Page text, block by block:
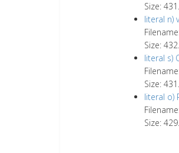
Size:
literal n)
Size:
literal s)
Size:
literal o)
Size: